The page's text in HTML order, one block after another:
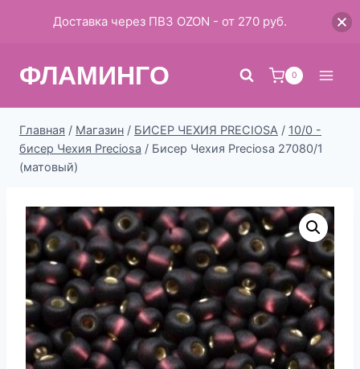
ФЛАМИНГО 0
Главная / Магазин / БИСЕР ЧЕХИЯ PRECIOSA / 10/0 -
бисер Чехия Preciosa / Бисер Чехия Preciosa 27080/1
(матовый)
Доставка через ПВЗ OZON - от 270 руб.